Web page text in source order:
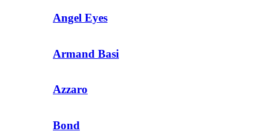
Angel Eyes
Armand Basi
Azzaro
Bond